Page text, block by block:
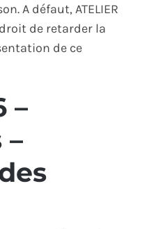
A défaut, ATELIER
de retarder la
de ce
–
–